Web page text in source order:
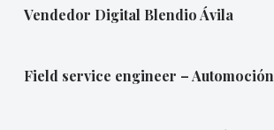
Vendedor Digital Blendio Ávila
Field service engineer – Automoción